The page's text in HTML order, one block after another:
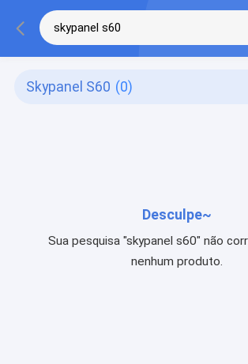
Skypanel S60 (0)
Desculpe~
Sua pesquisa "skypanel s60" não
nenhum produto.